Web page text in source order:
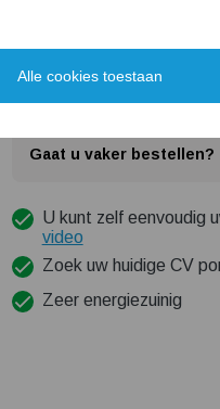
1.259,-
Gaat u vaker bestellen?
U kunt zelf eenvoudig
video
Zoek uw huidige CV
Zeer energiezuinig
Alle cookies toestaan